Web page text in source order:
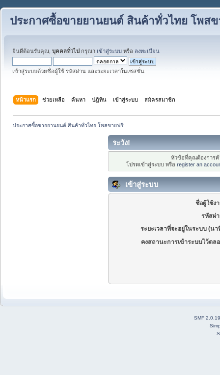
ประกาศซื้อขายยานยนต์ สินค้าทั่วไทย โพส
ยินดีต้อนรับคุณ, บุคคลทั่วไป กรุณา เข้าสู่ระบบ หรือ ลงทะเบียน
เข้าสู่ระบบด้วยชื่อผู้ใช้ รหัสผ่าน และระยะเวลาในเซสชั่น
หน้าแรก ช่วยเหลือ ค้นหา ปฏิทิน เข้าสู่ระบบ สมัครสมาชิก
ประกาศซื้อขายยานยนต์ สินค้าทั่วไทย โพสขายฟรี
ระวัง!
หัวข้อที่คุณต้องการ
โปรดเข้าสู่ระบบ หรือ register an
เข้าสู่ระบบ
ชื่อผู้ใช้ง
รหัสผ่
ระยะเวลาที่จะอยู่ในระบบ (นา
คงสถานะการเข้าระบบไว้ตล
SMF 2.0.19